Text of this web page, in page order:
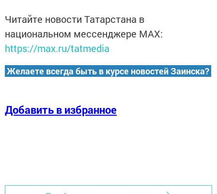
Читайте новости Татарстана в
национальном мессенджере MАХ:
https://max.ru/tatmedia
Желаете всегда быть в курсе новостей Заинска?
Добавить в избранное